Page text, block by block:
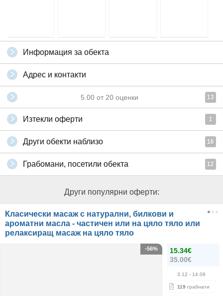
Информация за обекта
Адрес и контакти
5.00 от 20 оценки 13
Изтекли оферти 1
Други обекти наблизо 16
Грабомани, посетили обекта 12
Други популярни оферти:
Класически масаж с натурални, билкови и
ароматни масла - частичен или на цяло тяло или
релаксиращ масаж на цяло тяло
15.34€
35.00€
3.12 - 14.09
119 грабнати
-56%